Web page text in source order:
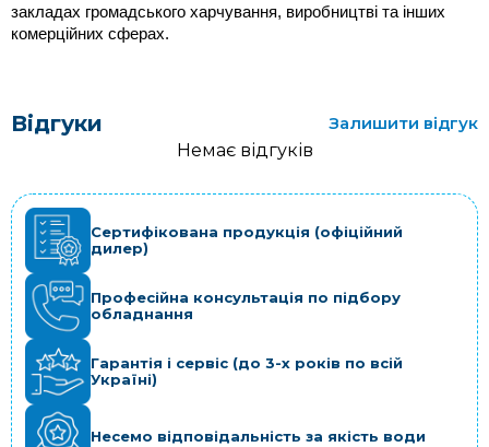
закладах громадського харчування, виробництві та інших
комерційних сферах.
Відгуки
Залишити відгук
Немає відгуків
Сертифікована продукція (офіційний
дилер)
Професійна консультація по підбору
обладнання
Гарантія і сервіс (до 3-х років по всій
Україні)
Несемо відповідальність за якість води